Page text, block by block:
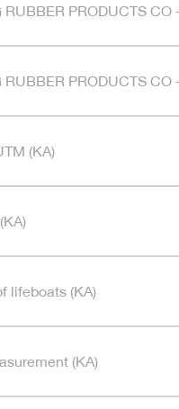
PRODUCTS CO
PRODUCTS CO
(KA)
lifeboats (KA)
(KA)